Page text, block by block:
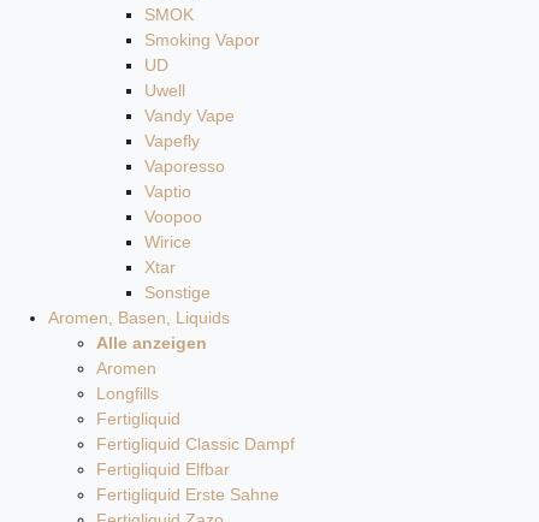
SMOK
Smoking Vapor
UD
Uwell
Vandy Vape
Vapefly
Vaporesso
Vaptio
Voopoo
Wirice
Xtar
Sonstige
Aromen, Basen, Liquids
Alle anzeigen
Aromen
Longfills
Fertigliquid
Fertigliquid Classic Dampf
Fertigliquid Elfbar
Fertigliquid Erste Sahne